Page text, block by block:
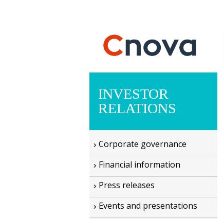
INVESTOR
RELATIONS
Corporate governance
Financial information
Press releases
Events and presentations